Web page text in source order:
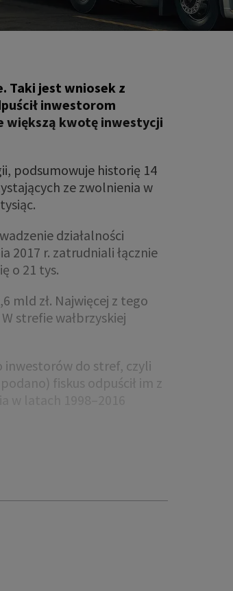
Taki jest wniosek z
inwestorom
większą kwotę inwestycji
podsumowuje historię 14
ze zwolnienia w
działalności
2017 r. zatrudniali łącznie
o 21 tys.
mld zł. Najwięcej z tego
strefie wałbrzyskiej
inwestorów do stref, czyli
fiskus odpuścił im z